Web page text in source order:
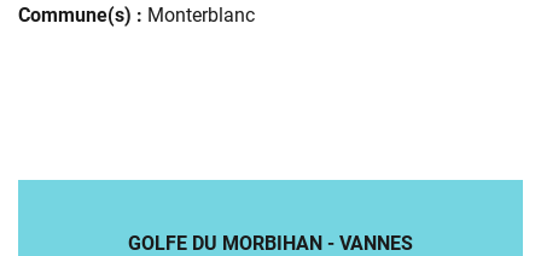
Commune(s) : Monterblanc
GOLFE DU MORBIHAN - VANNES